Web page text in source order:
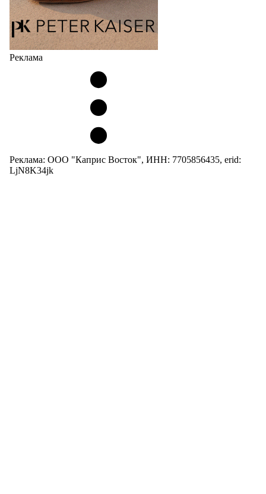
Реклама
Реклама: ООО "Каприс Восток", ИНН: 7705856435, erid:
LjN8K34jk